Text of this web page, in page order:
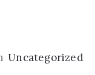
Uncategorized